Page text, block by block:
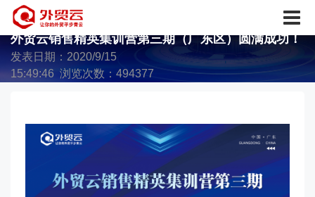
外贸云销售精英集训营第三期（广东区）圆满成功！
发表日期：2020/9/15
15:49:46 浏览次数：494377